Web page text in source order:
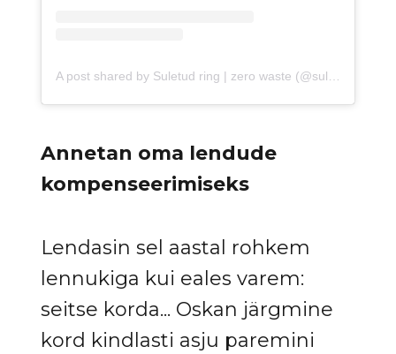
A post shared by Suletud ring | zero waste (@suletudring.ee)
Annetan oma lendude
kompenseerimiseks
Lendasin sel aastal rohkem
lennukiga kui eales varem:
seitse korda... Oskan järgmine
kord kindlasti asju paremini